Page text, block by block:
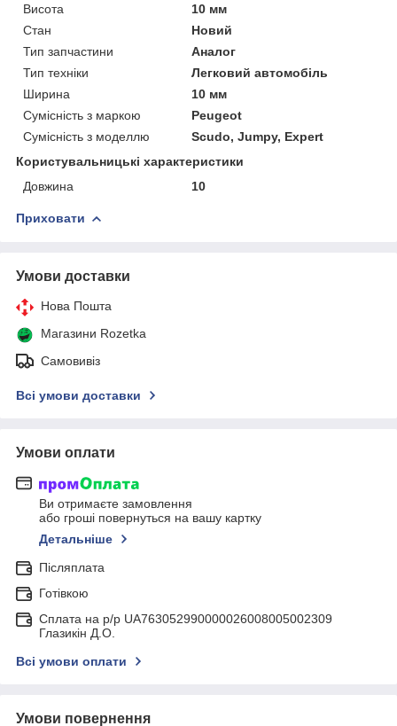
Висота
10 мм
Стан
Новий
Тип запчастини
Аналог
Тип техніки
Легковий автомобіль
Ширина
10 мм
Сумісність з маркою
Peugeot
Сумісність з моделлю
Scudo, Jumpy, Expert
Користувальницькі характеристики
Довжина
10
Приховати
Умови доставки
Нова Пошта
Магазини Rozetka
Самовивіз
Всі умови доставки
Умови оплати
Ви отримаєте замовлення
або гроші повернуться на вашу картку
Детальніше
Післяплата
Готівкою
Сплата на р/р UA763052990000026008005002309
Глазикін Д.О.
Всі умови оплати
Умови повернення